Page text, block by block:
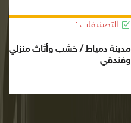
التصنيفات :
مدينة دمياط / خشب وأثاث منزلي
وفندقي